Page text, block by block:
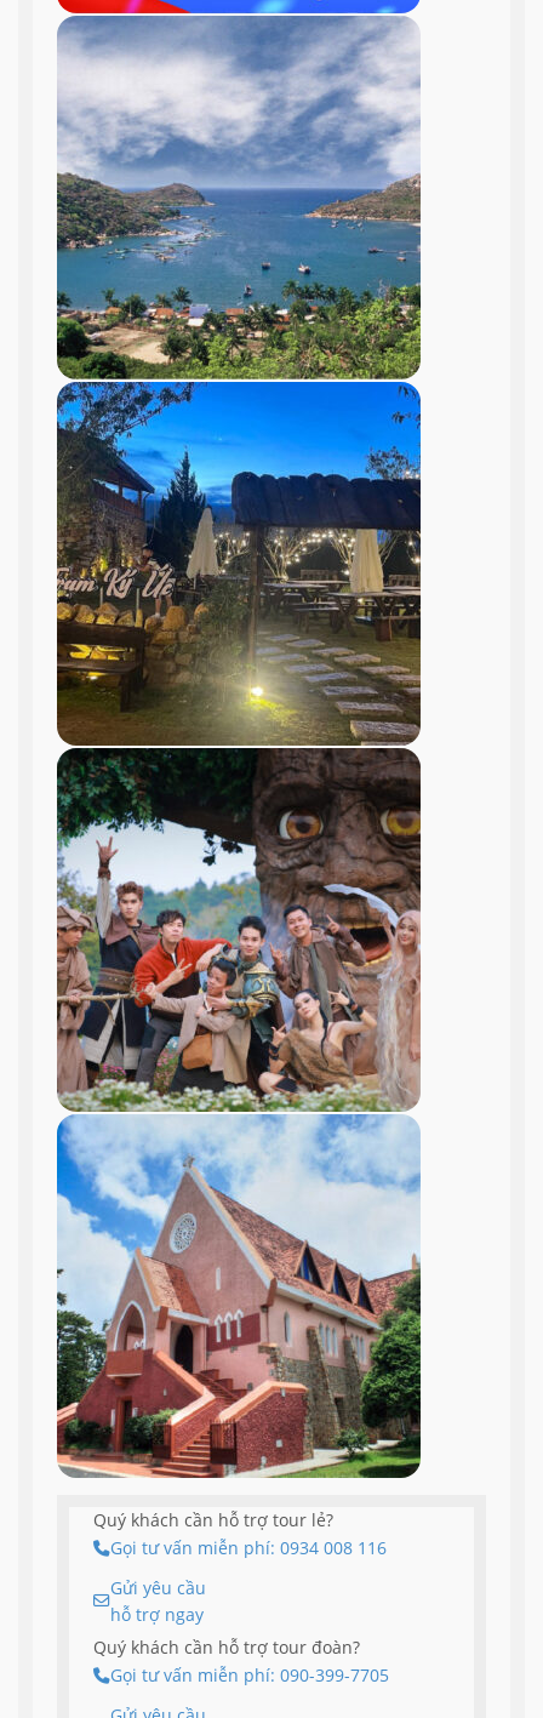
Quý khách cần hỗ trợ tour lẻ?
Gọi tư vấn miễn phí: 0934 008 116
Gửi yêu cầu
hỗ trợ ngay
Quý khách cần hỗ trợ tour đoàn?
Gọi tư vấn miễn phí: 090-399-7705